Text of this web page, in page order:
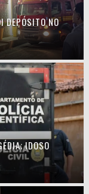
DEPÓSITO NO
IDOSO